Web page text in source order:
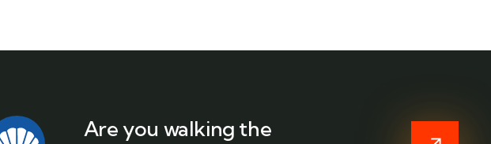
Are you walking the